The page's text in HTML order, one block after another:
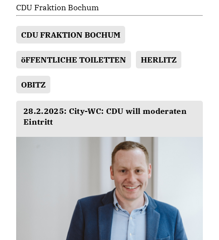
CDU Fraktion Bochum
CDU FRAKTION BOCHUM
öFFENTLICHE TOILETTEN HERLITZ
OBITZ
28.2.2025: City-WC: CDU will moderaten
Eintritt